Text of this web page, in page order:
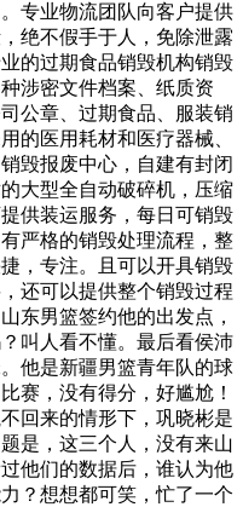
专业物流团队向客户提供
绝不假手于人，免除泄露
的过期食品销毁机构销毁
涉密文件档案、纸质资
公章、过期食品、服装销
的医用耗材和医疗器械、
毁报废中心，自建有封闭
大型全自动破碎机，压缩
供装运服务，每日可销毁
严格的销毁处理流程，整
，专注。且可以开具销毁
还可以提供整个销毁过程
东男篮签约他的出发点，
叫人看不懂。最后看侯沛
他是新疆男篮青年队的球
赛，没有得分，好尴尬！
回来的情形下，巩晓彬是
是，这三个人，没有来山
他们的数据后，谁认为他
？想想都可笑，忙了一个